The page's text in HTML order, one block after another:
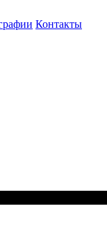
Контакты